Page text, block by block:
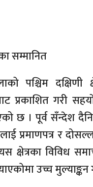
सम्मानित
पश्चिम
प्रकाशित गरी
छ । पूर्व सँन्देश
प्रमाणपत्र र
क्षेत्रका विविध
उच्च मुल्याङ्कन